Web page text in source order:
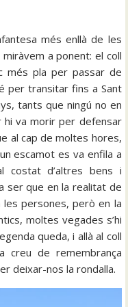
més enllà de les
a ponent: el coll
més pla per passar de
per transitar fins a Sant
tants que ningú no en
va morir per defensar
al cap de moltes hores,
escamot es va enfila a
costat d’altres bens i
ser que en la realitat de
les persones, però en la
moltes vegades s’hi
queda, i allà al coll
creu de remembrança
deixar-nos la rondalla.